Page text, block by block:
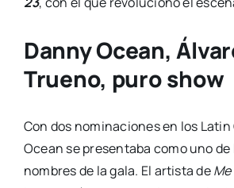
Danny Ocean,
Trueno, puro show
Con dos nominaciones en los Latin
Ocean se presentaba como uno
nombres de la gala. El artista de